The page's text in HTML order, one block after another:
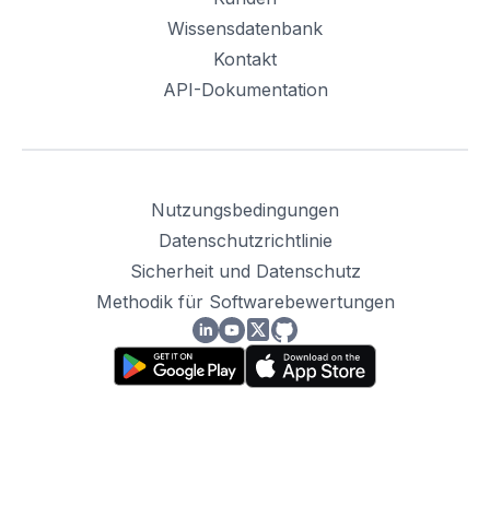
Wissensdatenbank
Kontakt
API-Dokumentation
Nutzungsbedingungen
Datenschutzrichtlinie
Sicherheit und Datenschutz
Methodik für Softwarebewertungen